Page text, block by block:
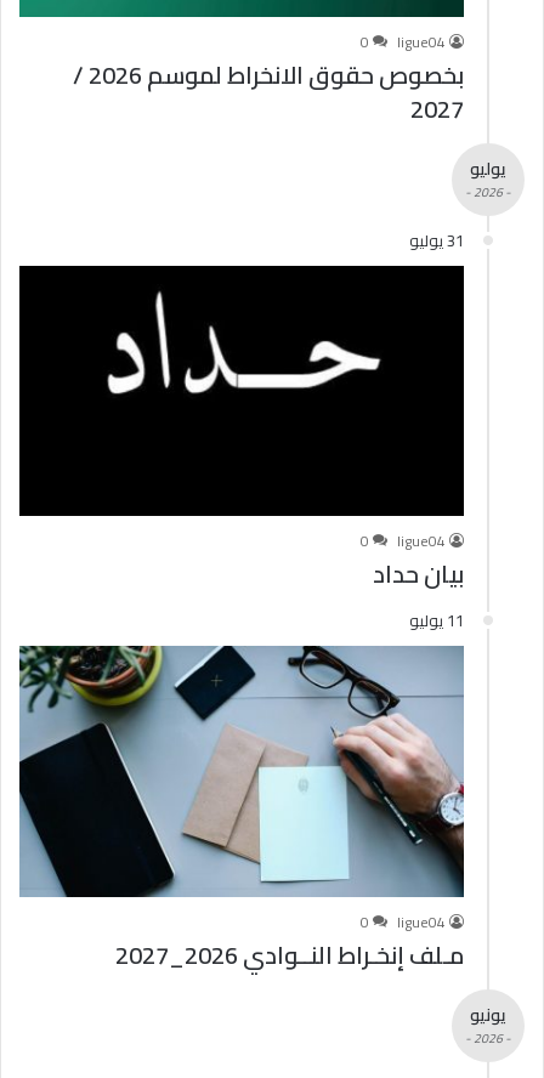
ligue04
0
بخصوص حقوق الانخراط لموسم 2026 /
2027
يوليو
- 2026 -
31 يوليو
ligue04
0
بيان حداد
11 يوليو
ligue04
0
مـلف إنخـراط النــوادي 2026_2027
يونيو
- 2026 -